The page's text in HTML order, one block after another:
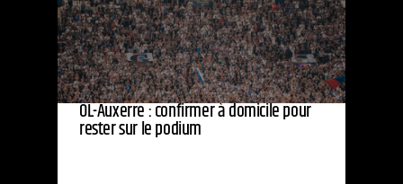
OL-Auxerre : confirmer à domicile pour
rester sur le podium